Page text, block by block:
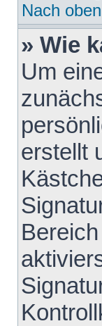
Nach oben
» Wie
Um
erstellt